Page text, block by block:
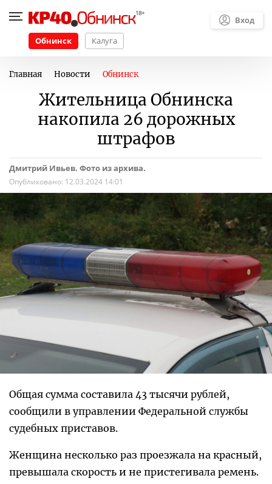
Обнинск Калуга
Вход
Главная Новости Обнинск
Жительница Обнинска
накопила 26 дорожных
штрафов
Дмитрий Ивьев. Фото из архива.
Опубликовано: 12.03.2024 14:01
Общая сумма составила 43 тысячи рублей,
сообщили в управлении Федеральной службы
судебных приставов.
Женщина несколько раз проезжала на красный,
превышала скорость и не пристегивала ремень.